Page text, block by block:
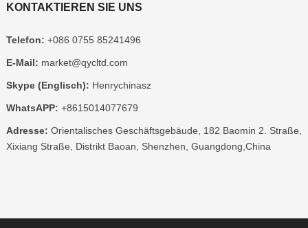
KONTAKTIEREN SIE UNS
Telefon: +086 0755 85241496
E-Mail: market@qycltd.com
Skype (Englisch): Henrychinasz
WhatsAPP: +8615014077679
Adresse: Orientalisches Geschäftsgebäude, 182 Baomin 2. Straße,
Xixiang Straße, Distrikt Baoan, Shenzhen, Guangdong,China